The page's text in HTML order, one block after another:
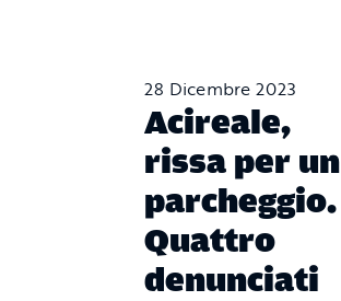
28 Dicembre 2023
Acireale,
rissa per un
parcheggio.
Quattro
denunciati